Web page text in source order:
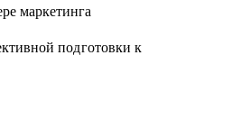
маркетинга
подготовки к